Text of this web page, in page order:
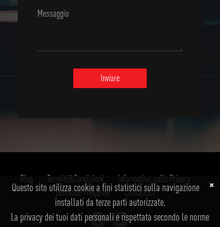
Questo sito utilizza cookie a fini statistici sulla navigazione
installati da terze parti autorizzate.
La privacy dei tuoi dati personali e rispettata secondo le norme
Inviare
Blog Termini&Condizioni
Informativa sulla Privacy
Domande frequenti
Contattaci